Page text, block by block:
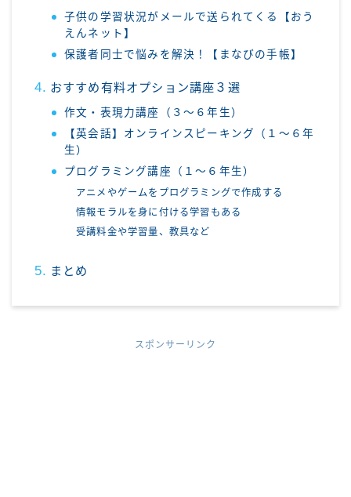
子供の学習状況がメールで送られてくる【おう
えんネット】
保護者同士で悩みを解決！【まなびの手帳】
おすすめ有料オプション講座３選
作文・表現力講座（３～６年生）
【英会話】オンラインスピーキング（１～６年
生）
プログラミング講座（１～６年生）
アニメやゲームをプログラミングで作成する
情報モラルを身に付ける学習もある
受講料金や学習量、教具など
まとめ
スポンサーリンク